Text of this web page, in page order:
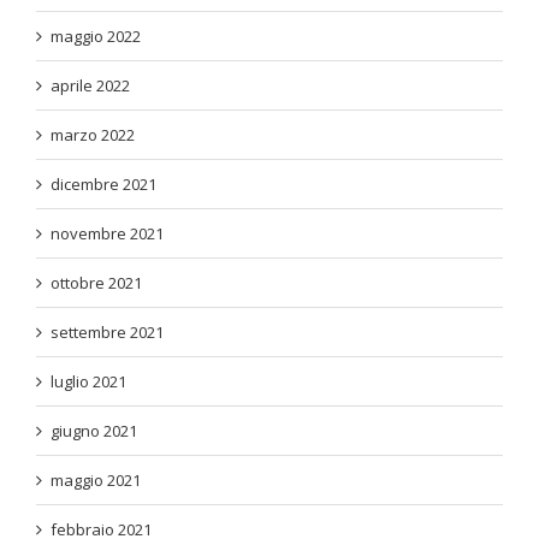
maggio 2022
aprile 2022
marzo 2022
dicembre 2021
novembre 2021
ottobre 2021
settembre 2021
luglio 2021
giugno 2021
maggio 2021
febbraio 2021